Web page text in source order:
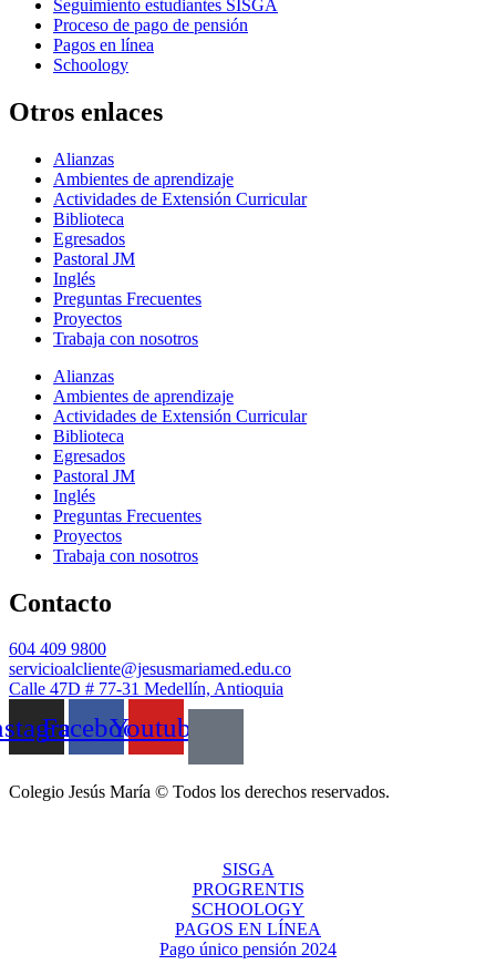
Seguimiento estudiantes SISGA
Proceso de pago de pensión
Pagos en línea
Schoology
Otros enlaces
Alianzas
Ambientes de aprendizaje
Actividades de Extensión Curricular
Biblioteca
Egresados
Pastoral JM
Inglés
Preguntas Frecuentes
Proyectos
Trabaja con nosotros
Alianzas
Ambientes de aprendizaje
Actividades de Extensión Curricular
Biblioteca
Egresados
Pastoral JM
Inglés
Preguntas Frecuentes
Proyectos
Trabaja con nosotros
Contacto
604 409 9800
servicioalcliente@jesusmariamed.edu.co
Calle 47D # 77-31 Medellín, Antioquia
FacebookYoutube
Colegio Jesús María © Todos los derechos reservados.
SISGA
PROGRENTIS
SCHOOLOGY
PAGOS EN LÍNEA
Pago único pensión 2024